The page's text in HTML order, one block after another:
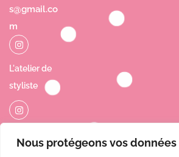
Nous protégeons vos données
s@gmail.co
m
L'atelier de
styliste